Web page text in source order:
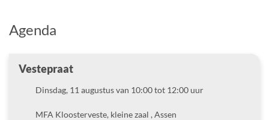
Agenda
Vestepraat
DatumDinsdag, 11 augustus van 10:00 tot 12:00 uur
LocatieMFA Kloosterveste, kleine zaal , Assen